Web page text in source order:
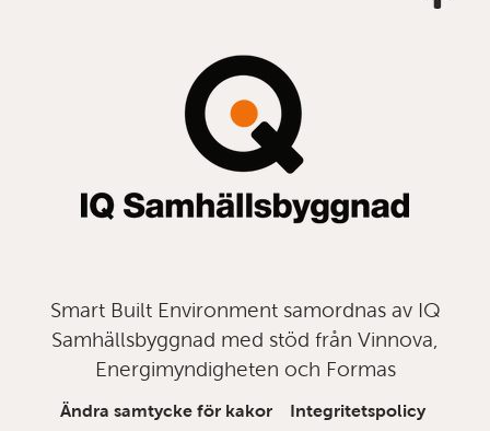
Smart Built Environment samordnas av IQ
Samhällsbyggnad med stöd från Vinnova,
Energimyndigheten och Formas
Ändra samtycke för kakor Integritetspolicy